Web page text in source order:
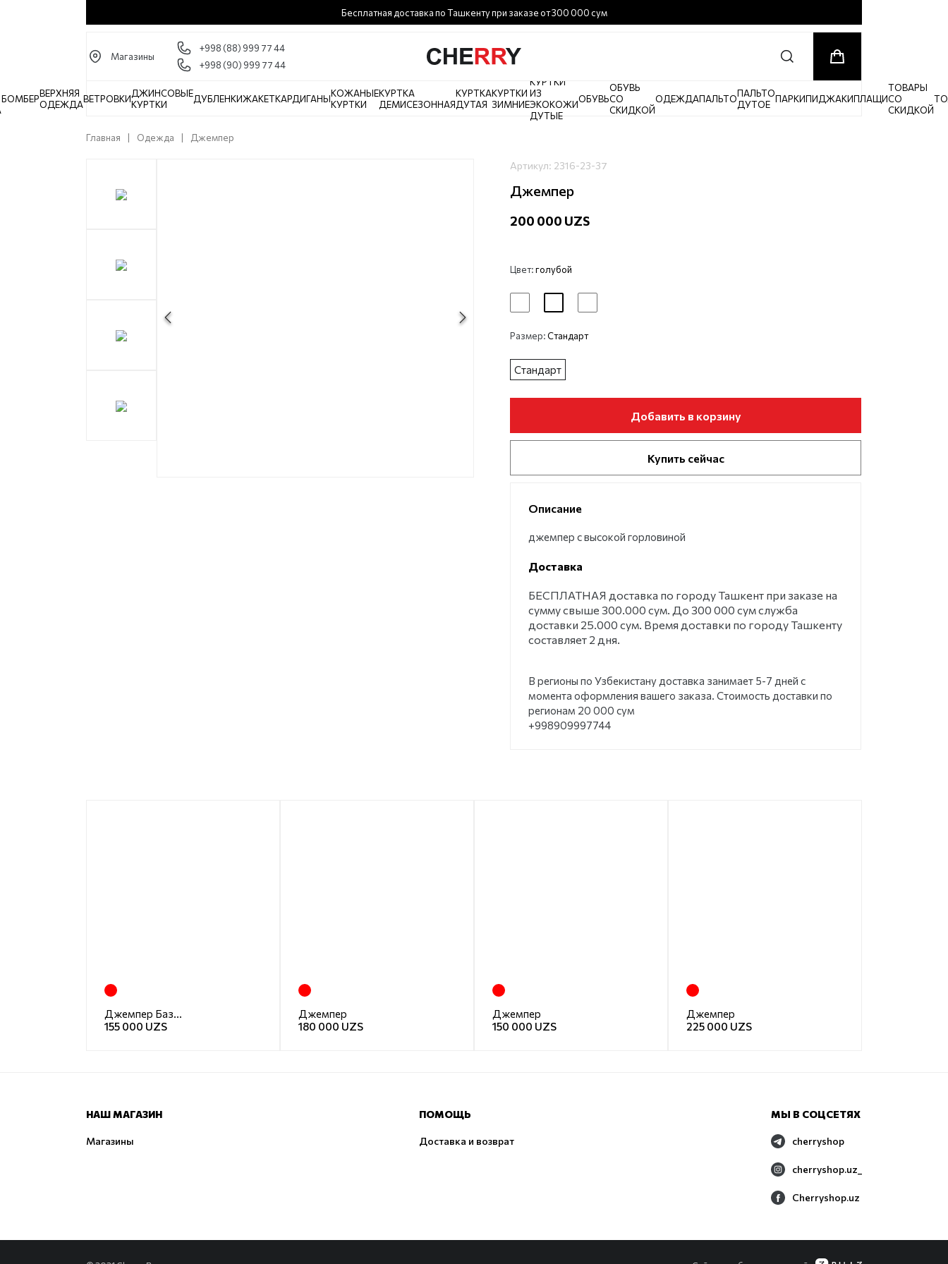
Бесплатная доставка по Ташкенту при заказе от 300 000 сум
Магазины
+998 (88) 999 77 44
+998 (90) 999 77 44
БОМБЕРВЕРХНЯЯ
ОДЕЖДАВЕТРОВКИДЖИНСОВЫЕ
КУРТКИ
ДУБЛЕНКИЖАКЕТКАРДИГАНЫКОЖАНЫЕ
КУРТКИ
КУРТКА
ДЕМИСЕЗОННАЯ
КУРТКА
ДУТАЯ
КУРТКИ
ЗИМНИЕ
КУРТКИ
ИЗ
ЭКОКОЖИ
ДУТЫЕ
ОБУВЬ
ОБУВЬ
СО
СКИДКОЙ
ОДЕЖДАПАЛЬТОПАЛЬТО
ДУТОЕ ПАРКИПИДЖАКИПЛАЩИ
ТОВАРЫ
СО
СКИДКОЙ
Главная Одежда Джемпер
Артикул: 2316-23-37
Джемпер
200 000 UZS
Цвет:голубой
Размер:Стандарт
Стандарт
Добавить в корзину
Купить сейчас
Описание
джемпер с высокой горловиной
Доставка
БЕСПЛАТНАЯ доставка по городу Ташкент при заказе на
сумму свыше 300.000 сум. До 300 000 сум служба
доставки 25.000 сум. Время доставки по городу Ташкенту
составляет 2 дня.
В регионы по Узбекистану доставка занимает 5-7 дней с
момента оформления вашего заказа. Стоимость доставки по
регионам 20 000 сум
+998909997744
Джемпер Базовый
155 000 UZS
Джемпер
180 000 UZS
Джемпер
150 000 UZS
Джемпер
225 000 UZS
НАШ МАГАЗИН
Магазины
ПОМОЩЬ
Доставка и возврат
МЫ В СОЦСЕТЯХ
cherryshop
cherryshop.uz_
Cherryshop.uz